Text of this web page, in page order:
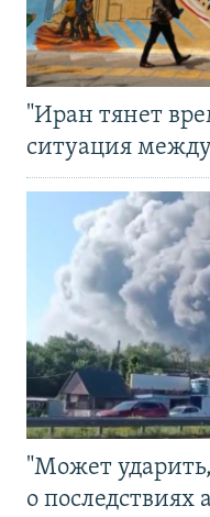
"Иран тянет
ситуация
"Может
о последствиях